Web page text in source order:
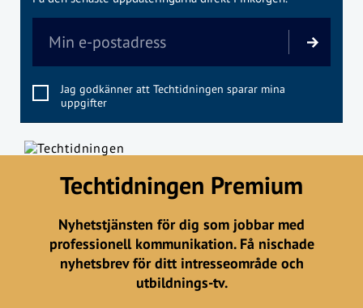
Jag godkänner att Techtidningen sparar mina
uppgifter
Techtidningen Premium
Nyhetstjänsten för dig som jobbar med
professionell kommunikation. Få nischade
nyhetsbrev för ditt intresseområde och
utbildnings-tv.